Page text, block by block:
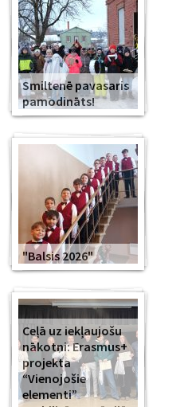
Smiltenē pavasaris
pamodināts!
"Balsis 2026"
Ceļā uz iekļaujošu
nākotni: Erasmus+
projekta
“Vienojošie
elementi”